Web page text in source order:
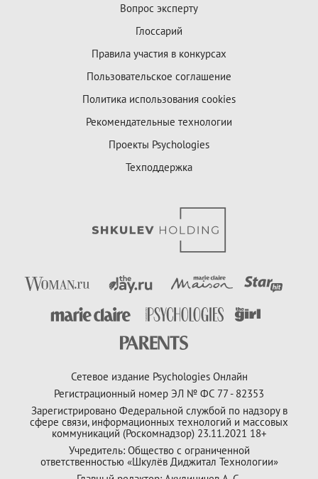
Вопрос эксперту
Глоссарий
Правила участия в конкурсах
Пользовательское соглашение
Политика использования cookies
Рекомендательные технологии
Проекты Psychologies
Техподдержка
Сетевое издание Psychologies Онлайн
Регистрационный номер ЭЛ № ФС 77 - 82353
Зарегистрировано Федеральной службой по надзору в
сфере связи, информационных технологий и массовых
коммуникаций (Роскомнадзор) 23.11.2021 18+
Учредитель: Общество с ограниченной
ответственностью «Шкулёв Диджитал Технологии»